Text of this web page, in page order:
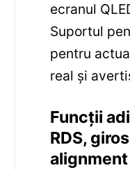
ecranul
Suportul
pentru
real și
Funcții
RDS,
alignment